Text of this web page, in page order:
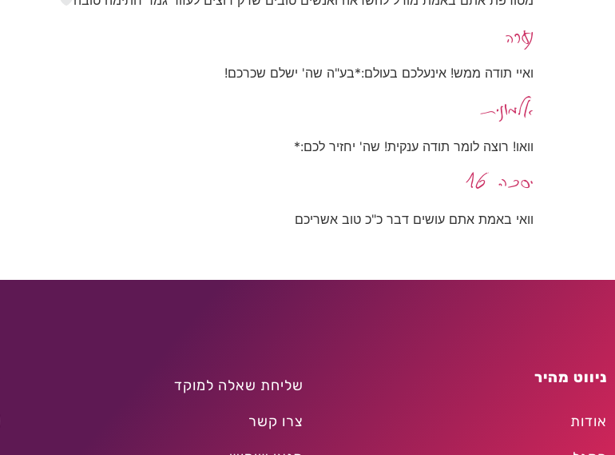
נערה
ואיי תודה ממש! אינעלכם בעולם:*בע"ה שה' ישלם שכרכם!
אלמונית
וואו! רוצה לומר תודה ענקית! שה' יחזיר לכם:*
יסכה 16
וואי באמת אתם עושים דבר כ"כ טוב אשריכם
ניווט מהיר
אודות
שליחת שאלה למוקד
צרו קשר